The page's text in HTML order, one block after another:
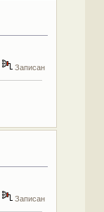
Записан
Записан